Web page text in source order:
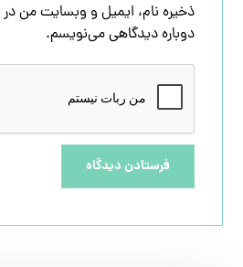
ذخیره نام، ایمیل و وبسایت من در
دوباره دیدگاهی می‌نویسم.
فرستادن دیدگاه